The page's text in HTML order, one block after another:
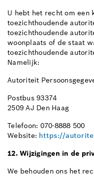
U hebt het recht om een
toezichthoudende
toezichthoudende
woonplaats of de staat
toezichthoudende
Namelijk:
Autoriteit
Postbus 93374
2509 AJ Den Haag
Telefoon: 070-8888 500
Website: https://
12. Wijzigingen in de
We behouden ons het